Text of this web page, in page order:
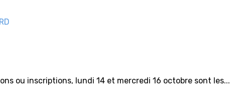
ou inscriptions, lundi 14 et mercredi 16 octobre sont les...